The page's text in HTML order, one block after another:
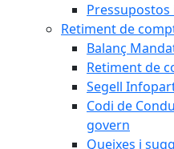
Retiment de
Balanç
Retiment de
Segell
Codi de
govern
Queixes i